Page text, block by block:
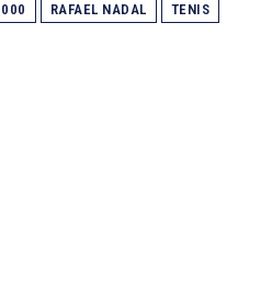
RAFAEL NADAL TENIS